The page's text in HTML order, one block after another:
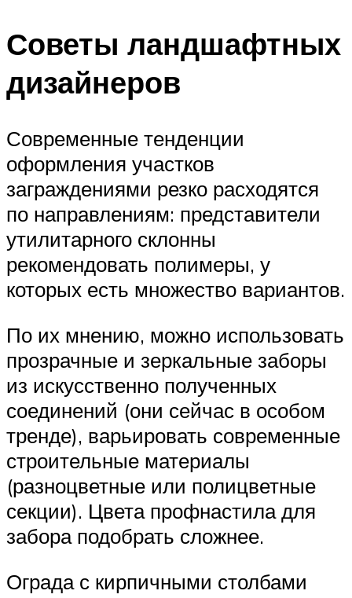
Советы ландшафтных
дизайнеров
Современные тенденции
оформления участков
заграждениями резко расходятся
по направлениям: представители
утилитарного склонны
рекомендовать полимеры, у
которых есть множество вариантов.
По их мнению, можно использовать
прозрачные и зеркальные заборы
из искусственно полученных
соединений (они сейчас в особом
тренде), варьировать современные
строительные материалы
(разноцветные или полицветные
секции). Цвета профнастила для
забора подобрать сложнее.
Ограда с кирпичными столбами